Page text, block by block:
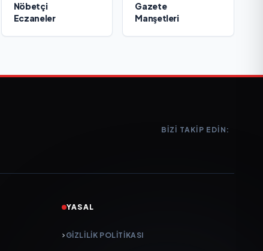
Nöbetçi
Eczaneler
Gazete
Manşetleri
BIZI TAKIP EDIN:
YASAL
GIZLILIK POLITIKASI